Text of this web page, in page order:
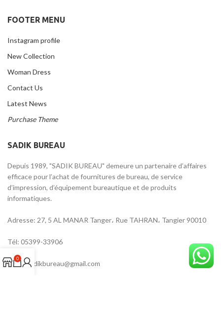
FOOTER MENU
Instagram profile
New Collection
Woman Dress
Contact Us
Latest News
Purchase Theme
SADIK BUREAU
Depuis 1989, "SADIK BUREAU" demeure un partenaire d’affaires
efficace pour l’achat de fournitures de bureau, de service
d’impression, d’équipement bureautique et de produits
informatiques.
Adresse: 27, 5 AL MANAR Tanger، Rue TAHRAN، Tangier 90010
Tél: 05399-33906
Email: sadikbureau@gmail.com
0